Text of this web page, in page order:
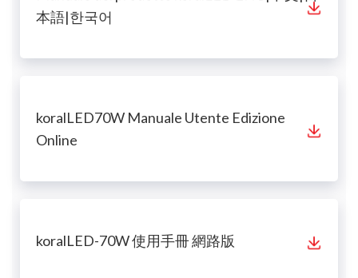
本語|한국어
koralLED70W Manuale Utente Edizione
Online
koralLED-70W 使用手冊 網路版